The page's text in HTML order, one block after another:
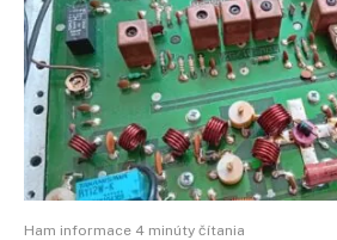
Ham informace 4 minúty čítania